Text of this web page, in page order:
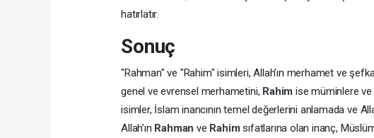
hatırlatır.
Sonuç
"Rahman" ve "Rahim" isimleri, Allah’ın merhamet ve
genel ve evrensel merhametini, Rahim ise müminlere ve
isimler, İslam inancının temel değerlerini anlamada ve
Allah’ın Rahmanve Rahimsıfatlarına olan inanç,